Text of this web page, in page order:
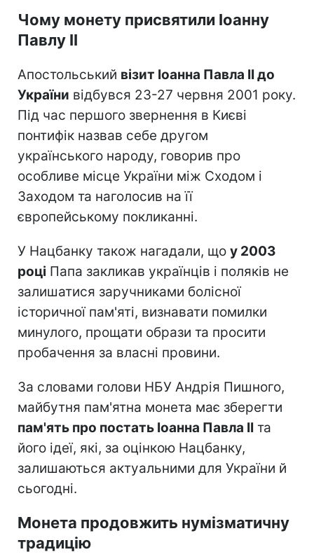
Чому монету присвятили Іоанну
Павлу II
Апостольський візит Іоанна Павла II до
України відбувся 23-27 червня 2001 року.
Під час першого звернення в Києві
понтифік назвав себе другом
українського народу, говорив про
особливе місце України між Сходом і
Заходом та наголосив на її
європейському покликанні.
У Нацбанку також нагадали, що у 2003
році Папа закликав українців і поляків не
залишатися заручниками болісної
історичної пам'яті, визнавати помилки
минулого, прощати образи та просити
пробачення за власні провини.
За словами голови НБУ Андрія Пишного,
майбутня пам'ятна монета має зберегти
пам'ять про постать Іоанна Павла II та
його ідеї, які, за оцінкою Нацбанку,
залишаються актуальними для України й
сьогодні.
Монета продовжить нумізматичну
традицію